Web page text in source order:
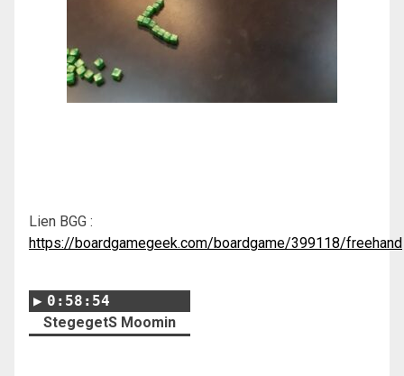
Lien BGG :
https://boardgamegeek.com/boardgame/399118/freehand
0:58:54
StegegetS Moomin